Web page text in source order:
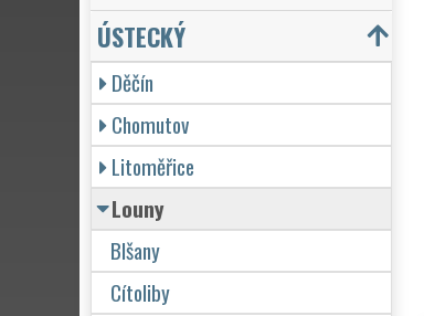
ÚSTECKÝ
Děčín
Chomutov
Litoměřice
Louny
Blšany
Cítoliby